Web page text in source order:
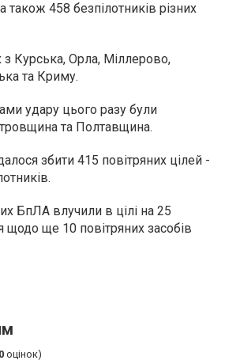
також 458 безпілотників різних
з Курська, Орла, Міллерово,
та Криму.
удару цього разу були
та Полтавщина.
збити 415 повітряних цілей -
БпЛА влучили в цілі на 25
щодо ще 10 повітряних засобів
0 оцінок)